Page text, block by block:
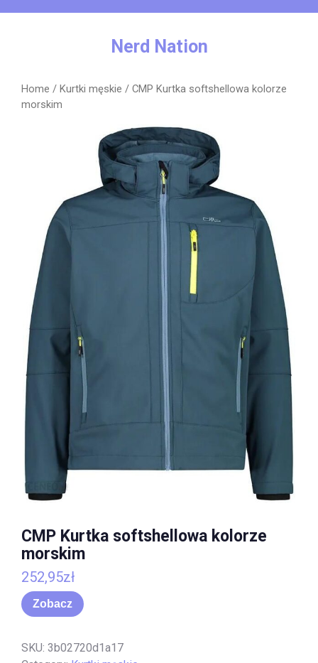
Nerd Nation
Home / Kurtki męskie / CMP Kurtka softshellowa kolorze
morskim
CMP Kurtka softshellowa kolorze
morskim
252,95zł
Zobacz
SKU: 3b02720d1a17